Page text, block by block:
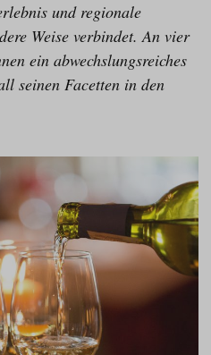
und regionale
Weise verbindet. An vier
ein abwechslungsreiches
seinen Facetten in den